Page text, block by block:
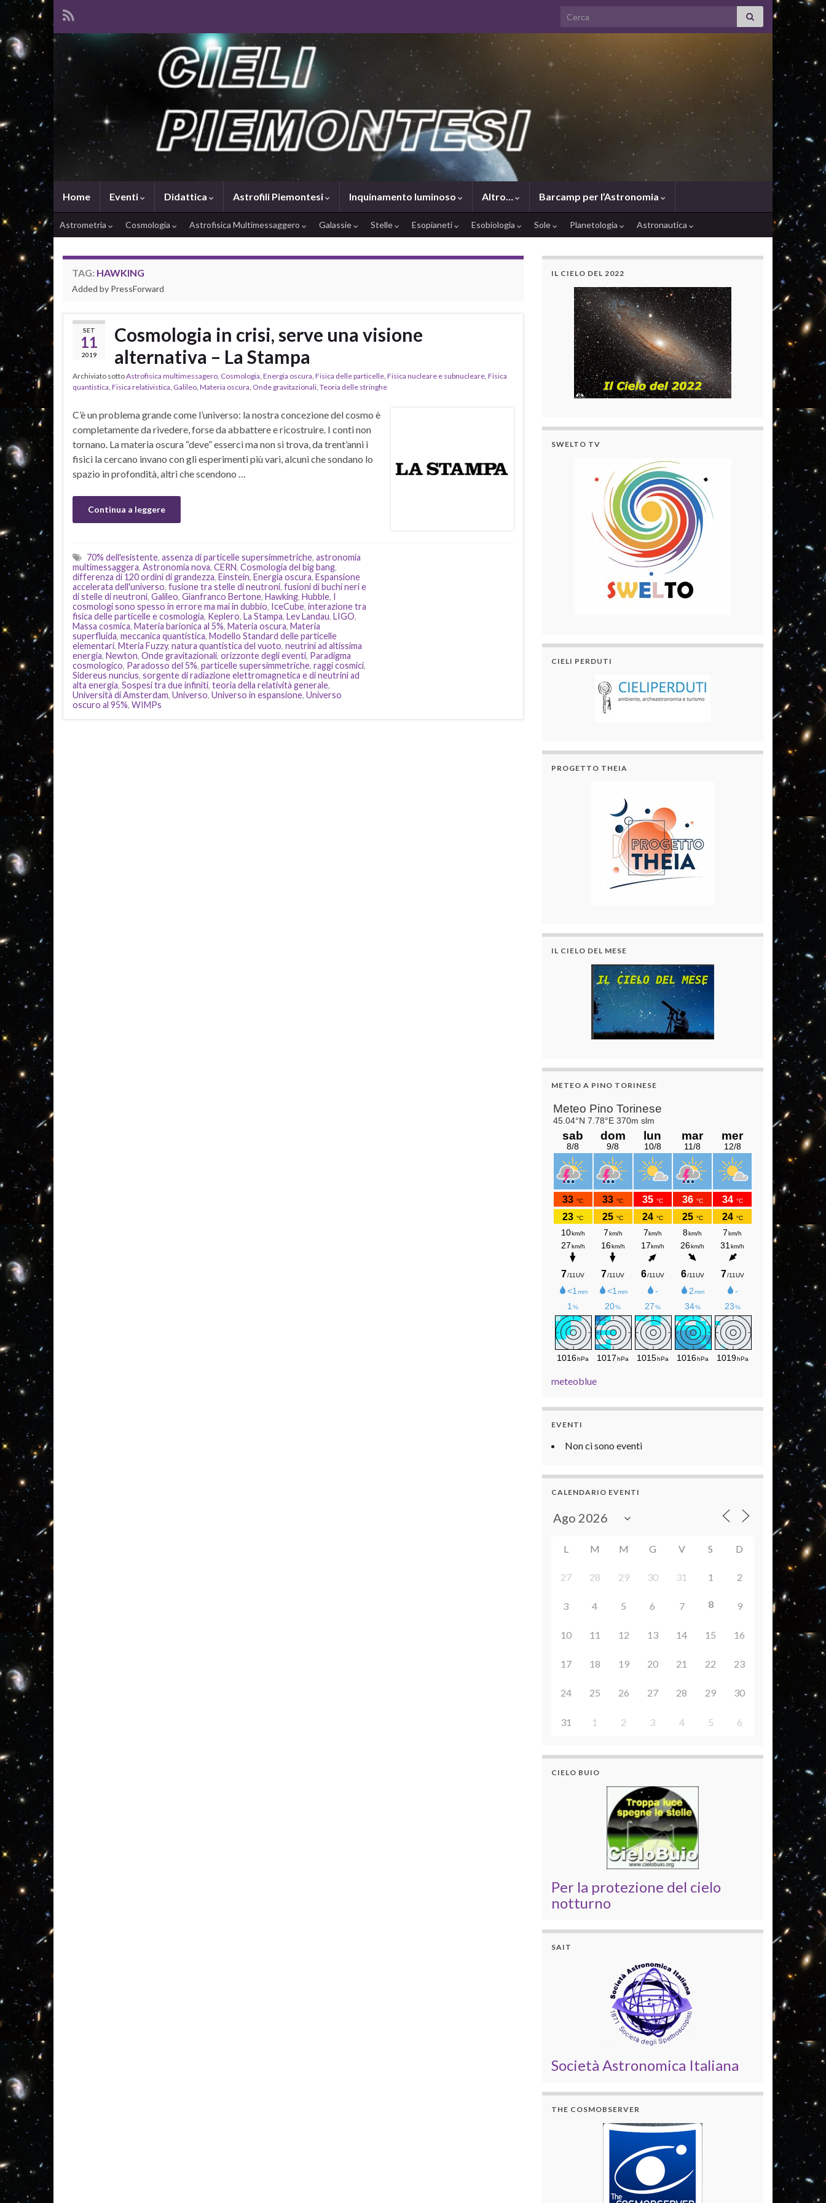
Search for:
Home Eventi Didattica Astrofili Piemontesi Inquinamento luminoso Altro… Barcamp per l’Astronomia
Astrometria Cosmologia Astrofisica Multimessaggero Galassie Stelle Esopianeti Esobiologia Sole Planetologia Astronautica
TAG: HAWKING
Added by PressForward
SET
11
2019
Cosmologia in crisi, serve una visione
alternativa – La Stampa
Archiviato sottoAstrofisica multimessagero, Cosmologia, Energia oscura, Fisica delle particelle, Fisica nucleare e subnucleare, Fisica
quantistica, Fisica relativistica, Galileo, Materia oscura, Onde gravitazionali, Teoria delle stringhe
C’è un problema grande come l’universo: la nostra concezione del cosmo è
completamente da rivedere, forse da abbattere e ricostruire. I conti non
tornano. La materia oscura “deve” esserci ma non si trova, da trent’anni i
fisici la cercano invano con gli esperimenti più vari, alcuni che sondano lo
spazio in profondità, altri che scendono …
Continua a leggere
70% dell'esistente, assenza di particelle supersimmetriche, astronomia
multimessaggera, Astronomia nova, CERN, Cosmologia del big bang,
differenza di 120 ordini di grandezza, Einstein, Energia oscura, Espansione
accelerata dell'universo, fusione tra stelle di neutroni, fusioni di buchi neri e
di stelle di neutroni, Galileo, Gianfranco Bertone, Hawking, Hubble, I
cosmologi sono spesso in errore ma mai in dubbio, IceCube, interazione tra
fisica delle particelle e cosmologia, Keplero, La Stampa, Lev Landau, LIGO,
Massa cosmica, Materia barionica al 5%, Materia oscura, Materia
superfluida, meccanica quantistica, Modello Standard delle particelle
elementari, Mteria Fuzzy, natura quantistica del vuoto, neutrini ad altissima
energia, Newton, Onde gravitazionali, orizzonte degli eventi, Paradigma
cosmologico, Paradosso del 5%, particelle supersimmetriche, raggi cosmici,
Sidereus nuncius, sorgente di radiazione elettromagnetica e di neutrini ad
alta energia, Sospesi tra due infiniti, teoria della relatività generale,
Università di Amsterdam, Universo, Universo in espansione, Universo
oscuro al 95%, WIMPs
IL CIELO DEL 2022
SWELTO TV
CIELI PERDUTI
PROGETTO THEIA
IL CIELO DEL MESE
METEO A PINO TORINESE
meteoblue
EVENTI
Non ci sono eventi
CALENDARIO EVENTI
L M M G V S D
27 28 29 30 31 1 2
3 4 5 6 7 8 9
10 11 12 13 14 15 16
17 18 19 20 21 22 23
24 25 26 27 28 29 30
31 1 2 3 4 5 6
CIELO BUIO
Per la protezione del cielo
notturno
SAIT
Società Astronomica Italiana
THE COSMOBSERVER